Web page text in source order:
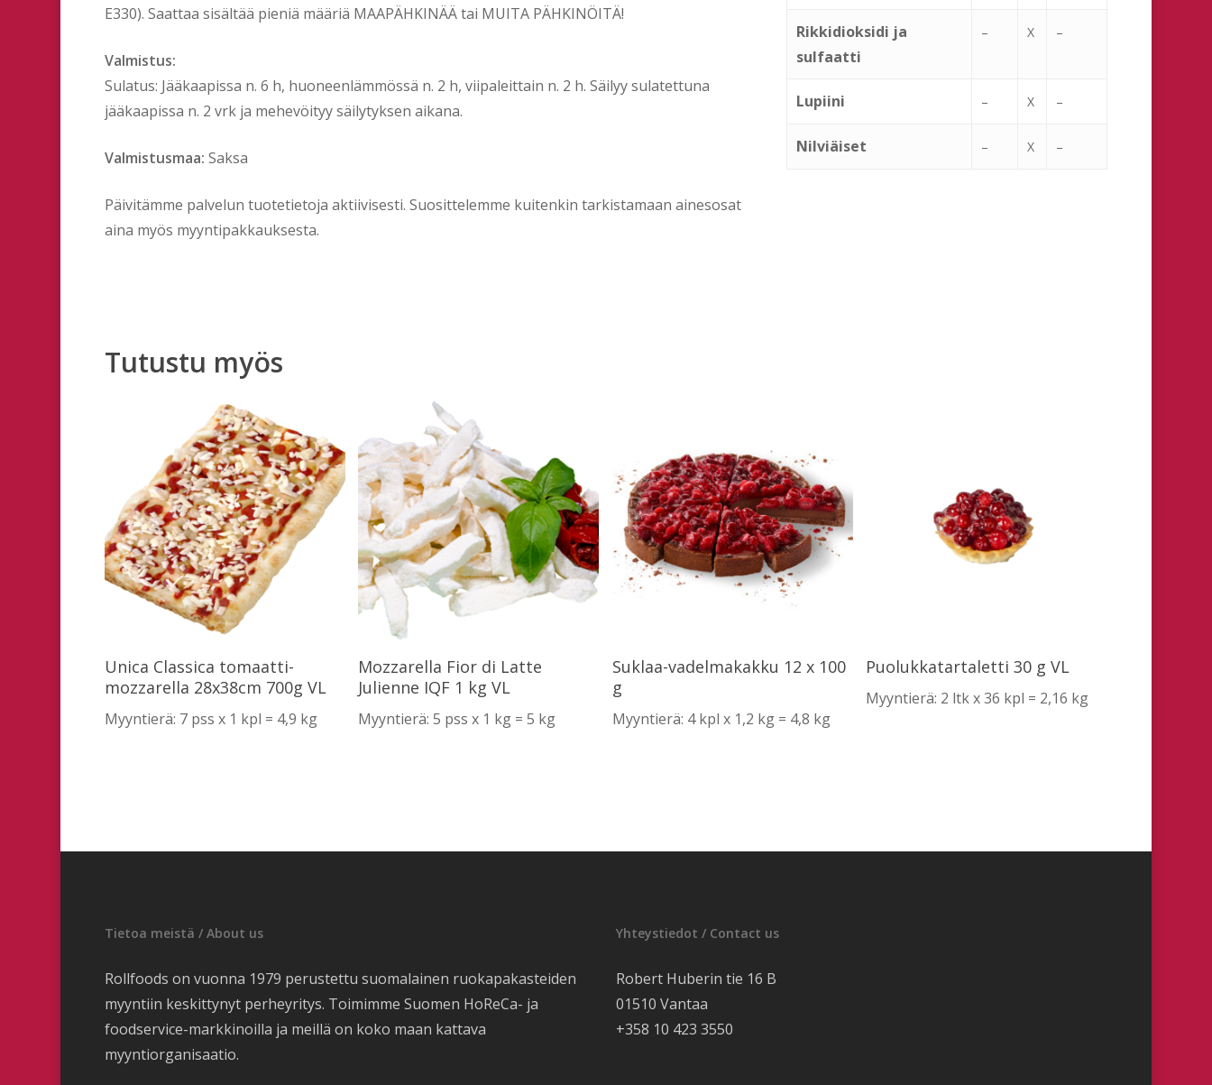
E330). Saattaa sisältää pieniä määriä MAAPÄHKINÄÄ tai MUITA PÄHKINÖITÄ!
Valmistus:
Sulatus: Jääkaapissa n. 6 h, huoneenlämmössä n. 2 h, viipaleittain n. 2 h. Säilyy sulatettuna
jääkaapissa n. 2 vrk ja mehevöityy säilytyksen aikana.
Valmistusmaa: Saksa
Päivitämme palvelun tuotetietoja aktiivisesti. Suosittelemme kuitenkin tarkistamaan ainesosat
aina myös myyntipakkauksesta.
Rikkidioksidi ja
sulfaatti
– X –
Lupiini – X –
Nilviäiset – X –
Tutustu myös
Lue Lisää
Unica Classica tomaatti-
mozzarella 28x38cm 700g VL
Myyntierä: 7 pss x 1 kpl = 4,9 kg
Lue Lisää
Mozzarella Fior di Latte
Julienne IQF 1 kg VL
Myyntierä: 5 pss x 1 kg = 5 kg
Lue Lisää
Suklaa-vadelmakakku 12 x 100
g
Myyntierä: 4 kpl x 1,2 kg = 4,8 kg
Lue Lisää
Puolukkatartaletti 30 g VL
Myyntierä: 2 ltk x 36 kpl = 2,16 kg
Tietoa meistä / About us
Rollfoods on vuonna 1979 perustettu suomalainen ruokapakasteiden
myyntiin keskittynyt perheyritys. Toimimme Suomen HoReCa- ja
foodservice-markkinoilla ja meillä on koko maan kattava
myyntiorganisaatio.
Yhteystiedot / Contact us
Robert Huberin tie 16 B
01510 Vantaa
+358 10 423 3550